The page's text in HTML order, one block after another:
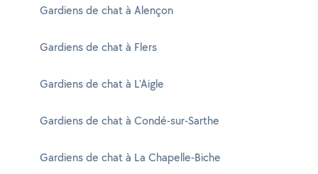
Gardiens de chat à Alençon
Gardiens de chat à Flers
Gardiens de chat à L'Aigle
Gardiens de chat à Condé-sur-Sarthe
Gardiens de chat à La Chapelle-Biche